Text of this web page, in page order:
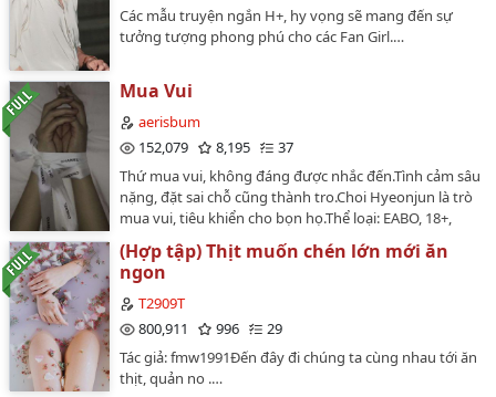
Các mẫu truyện ngắn H+, hy vọng sẽ mang đến sự
tưởng tượng phong phú cho các Fan Girl.…
Mua Vui
aerisbum
152,079
8,195
37
Thứ mua vui, không đáng được nhắc đến.Tình cảm sâu
nặng, đặt sai chỗ cũng thành tro.Choi Hyeonjun là trò
mua vui, tiêu khiển cho bọn họ.Thể loại: EABO, 18+,
TRUYỆN LÀ HƯ CẤU, KHÔNG ĐEM RA GÁN ÉP TUYỂN
THỦ.ĐẶC BIỆT: TRUYỆN NẶNG ĐÔ, PHÁ TAN COUPLE,
AI TÂM LÍ YẾU THÌ ĐỪNG HAM VUI TẠI DỄ GÃY.ĐÃ
CẢNH BÁO, ĐỪNG ĐEM CỎ DẠI LÊN PHÁN XÉT, HÓA
TOÀN NGƯỜI ĐIÊN THÔI. AI TỈNH TÁO ĐỪNG DẠI VÀO.
…
(Hợp tập) Thịt muốn chén lớn mới ăn
ngon
T2909T
800,911
996
29
Tác giả: fmw1991Đến đây đi chúng ta cùng nhau tới ăn
thịt, quản no .…